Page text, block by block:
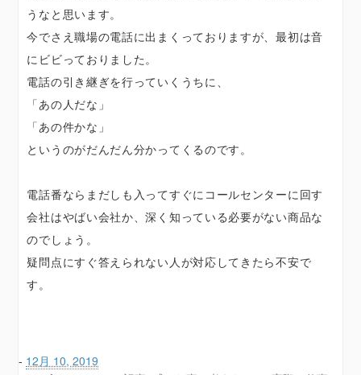
うなと思います。
今でさえ職場の電話に出まくっておりますが、最初は音
にビビっておりました。
電話の引き継ぎを行っていくうちに、
「あの人だな」
「あの件かな」
というのがだんだん分かってくるのです。
電話番ならまだしも入ってすぐにコールセンターに回す
会社はやばい会社か、深く知っている必要がない商品な
のでしょう。
疑問点にすぐ答えられない人が対応してきたら不安で
す。
- 12月 10, 2019